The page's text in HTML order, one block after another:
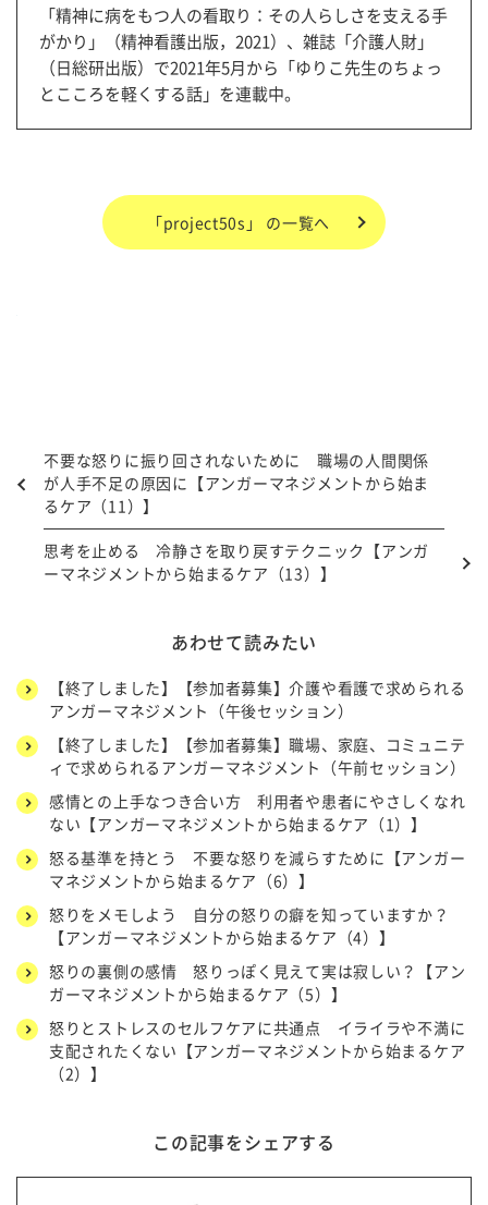
「精神に病をもつ人の看取り：その人らしさを支える手
がかり」（精神看護出版，2021）、雑誌「介護人財」
（日総研出版）で2021年5月から「ゆりこ先生のちょっ
とこころを軽くする話」を連載中。
「project50s」 の一覧へ
不要な怒りに振り回されないために 職場の人間関係
が人手不足の原因に【アンガーマネジメントから始ま
るケア（11）】
思考を止める 冷静さを取り戻すテクニック【アンガ
ーマネジメントから始まるケア（13）】
あわせて読みたい
【終了しました】【参加者募集】介護や看護で求められる
アンガーマネジメント（午後セッション）
【終了しました】【参加者募集】職場、家庭、コミュニテ
ィで求められるアンガーマネジメント（午前セッション）
感情との上手なつき合い方 利用者や患者にやさしくなれ
ない【アンガーマネジメントから始まるケア（1）】
怒る基準を持とう 不要な怒りを減らすために【アンガー
マネジメントから始まるケア（6）】
怒りをメモしよう 自分の怒りの癖を知っていますか？
【アンガーマネジメントから始まるケア（4）】
怒りの裏側の感情 怒りっぽく見えて実は寂しい？【アン
ガーマネジメントから始まるケア（5）】
怒りとストレスのセルフケアに共通点 イライラや不満に
支配されたくない【アンガーマネジメントから始まるケア
（2）】
この記事をシェアする